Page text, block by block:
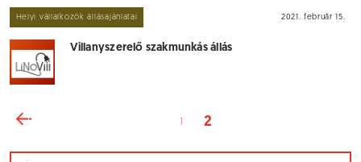
Helyi vállalkozók állásajánlatai 2021. február 15.
Villanyszerelő szakmunkás állás
2